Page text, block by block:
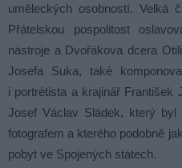
uměleckých osobností. Velká
Přátelskou pospolitost
nástroje a Dvořákova dcera
Josefa Suka, také
i portrétista a krajinář František
Josef Václav Sládek, který byl
fotografem a kterého podobně
pobyt ve Spojených státech.